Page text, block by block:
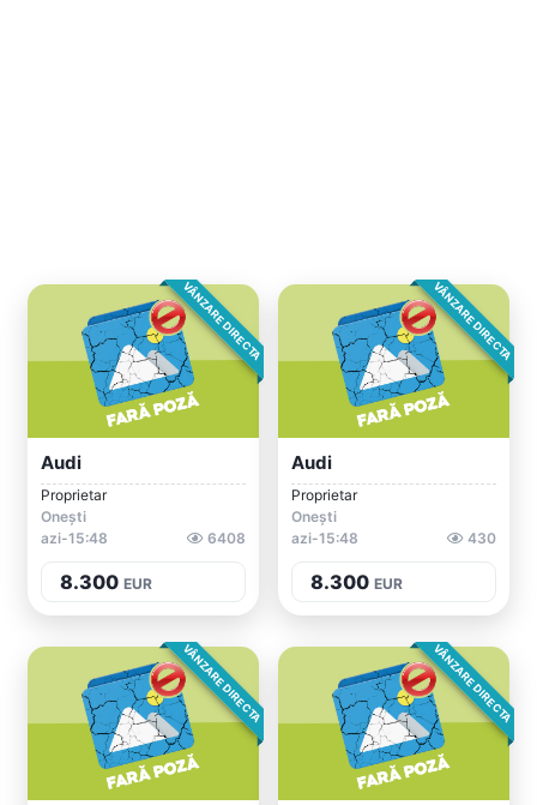
VÂNZARE DIRECTA
Audi
Proprietar
Onești
azi-15:48
6408
8.300 EUR
VÂNZARE DIRECTA
Audi
Proprietar
Onești
azi-15:48
430
8.300 EUR
VÂNZARE DIRECTA VÂNZARE DIRECTA